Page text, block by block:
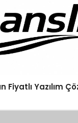
Fiyatlı Yazılım